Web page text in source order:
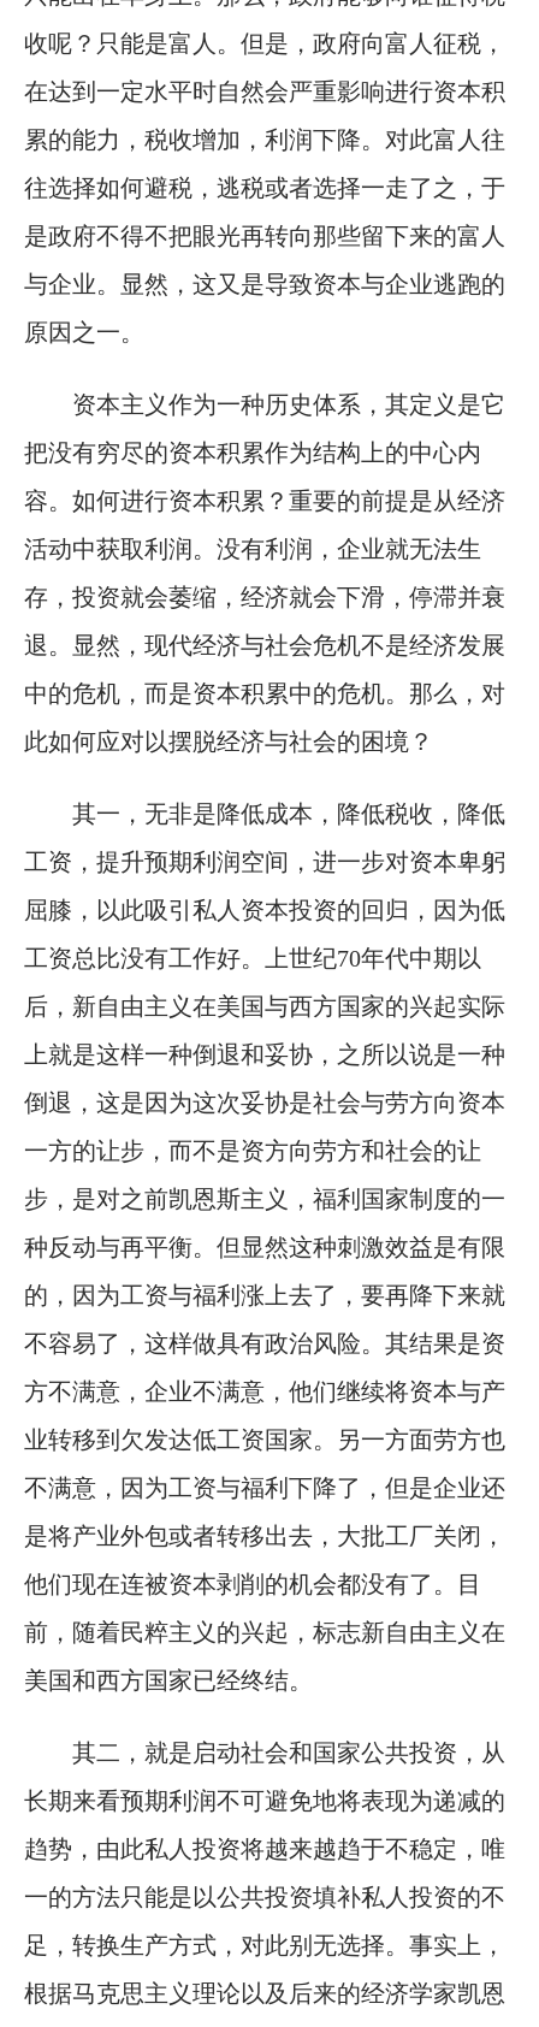
收呢？只能是富人。但是，政府向富人征税，
在达到一定水平时自然会严重影响进行资本积
累的能力，税收增加，利润下降。对此富人往
往选择如何避税，逃税或者选择一走了之，于
是政府不得不把眼光再转向那些留下来的富人
与企业。显然，这又是导致资本与企业逃跑的
原因之一。
资本主义作为一种历史体系，其定义是它
把没有穷尽的资本积累作为结构上的中心内
容。如何进行资本积累？重要的前提是从经济
活动中获取利润。没有利润，企业就无法生
存，投资就会萎缩，经济就会下滑，停滞并衰
退。显然，现代经济与社会危机不是经济发展
中的危机，而是资本积累中的危机。那么，对
此如何应对以摆脱经济与社会的困境？
其一，无非是降低成本，降低税收，降低
工资，提升预期利润空间，进一步对资本卑躬
屈膝，以此吸引私人资本投资的回归，因为低
工资总比没有工作好。上世纪70年代中期以
后，新自由主义在美国与西方国家的兴起实际
上就是这样一种倒退和妥协，之所以说是一种
倒退，这是因为这次妥协是社会与劳方向资本
一方的让步，而不是资方向劳方和社会的让
步，是对之前凯恩斯主义，福利国家制度的一
种反动与再平衡。但显然这种刺激效益是有限
的，因为工资与福利涨上去了，要再降下来就
不容易了，这样做具有政治风险。其结果是资
方不满意，企业不满意，他们继续将资本与产
业转移到欠发达低工资国家。另一方面劳方也
不满意，因为工资与福利下降了，但是企业还
是将产业外包或者转移出去，大批工厂关闭，
他们现在连被资本剥削的机会都没有了。目
前，随着民粹主义的兴起，标志新自由主义在
美国和西方国家已经终结。
其二，就是启动社会和国家公共投资，从
长期来看预期利润不可避免地将表现为递减的
趋势，由此私人投资将越来越趋于不稳定，唯
一的方法只能是以公共投资填补私人投资的不
足，转换生产方式，对此别无选择。事实上，
根据马克思主义理论以及后来的经济学家凯恩